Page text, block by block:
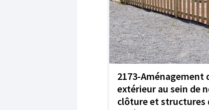
2173-Aménagement
extérieur au sein de
clôture et structures